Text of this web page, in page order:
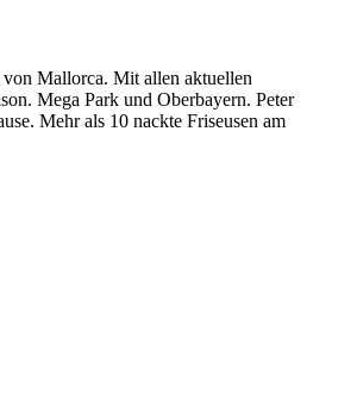
Mallorca. Mit allen aktuellen
Mega Park und Oberbayern. Peter
Mehr als 10 nackte Friseusen am